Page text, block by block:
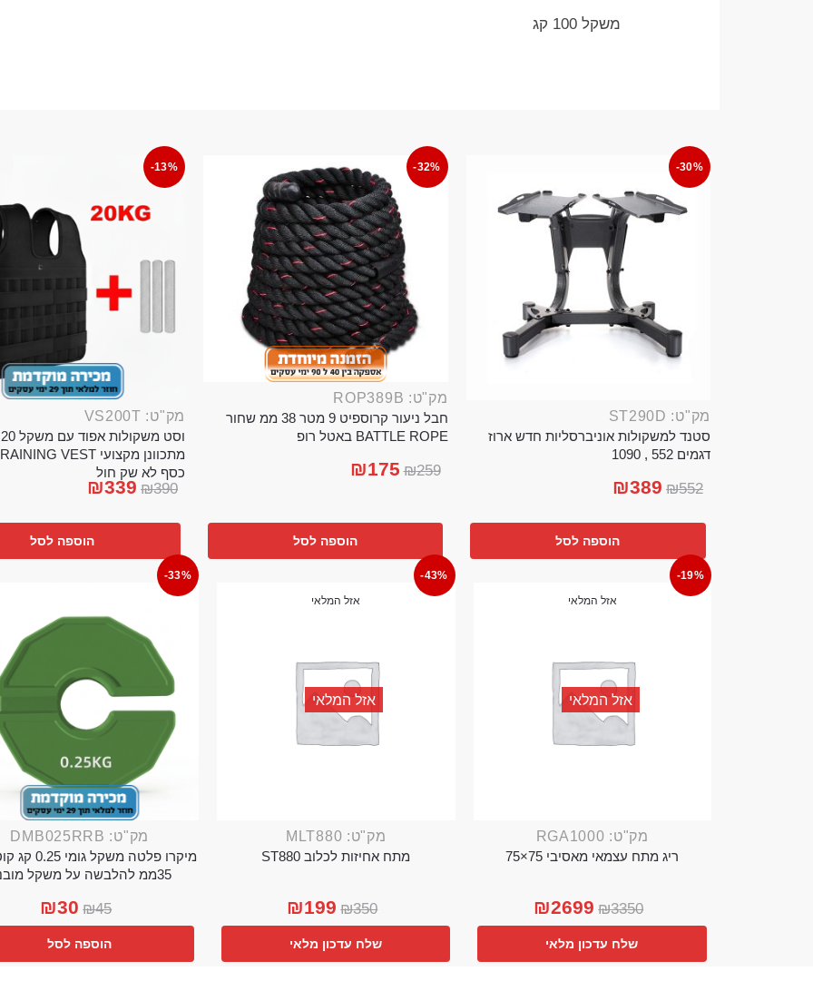
משקל 100 קג
-30%
מק"ט: ST290D
סטנד למשקולות אוניברסליות חדש ארוז
דגמים 552 , 1090
₪552
₪389
הוספה לסל
-32%
מק"ט: ROP389B
חבל ניעור קרוספיט 9 מטר 38 ממ שחור
BATTLE ROPE באטל רופ
₪259
₪175
הוספה לסל
-13%
מק"ט: VS200T
כסף לא שק חול
₪390
₪339
הוספה לסל
-19%
אזל המלאי
אזל המלאי
מק"ט: RGA1000
ריג מתח עצמאי מאסיבי 75×75
₪3350
₪2699
שלח עדכון מלאי
-43%
אזל המלאי
אזל המלאי
מק"ט: MLT880
מתח אחיזות לכלוב ST880
₪350
₪199
שלח עדכון מלאי
-33%
מק"ט: DMB025RRB
מיקרו פלטה
35ממ להלבשה על משקל מובנה
₪45
₪30
הוספה לסל